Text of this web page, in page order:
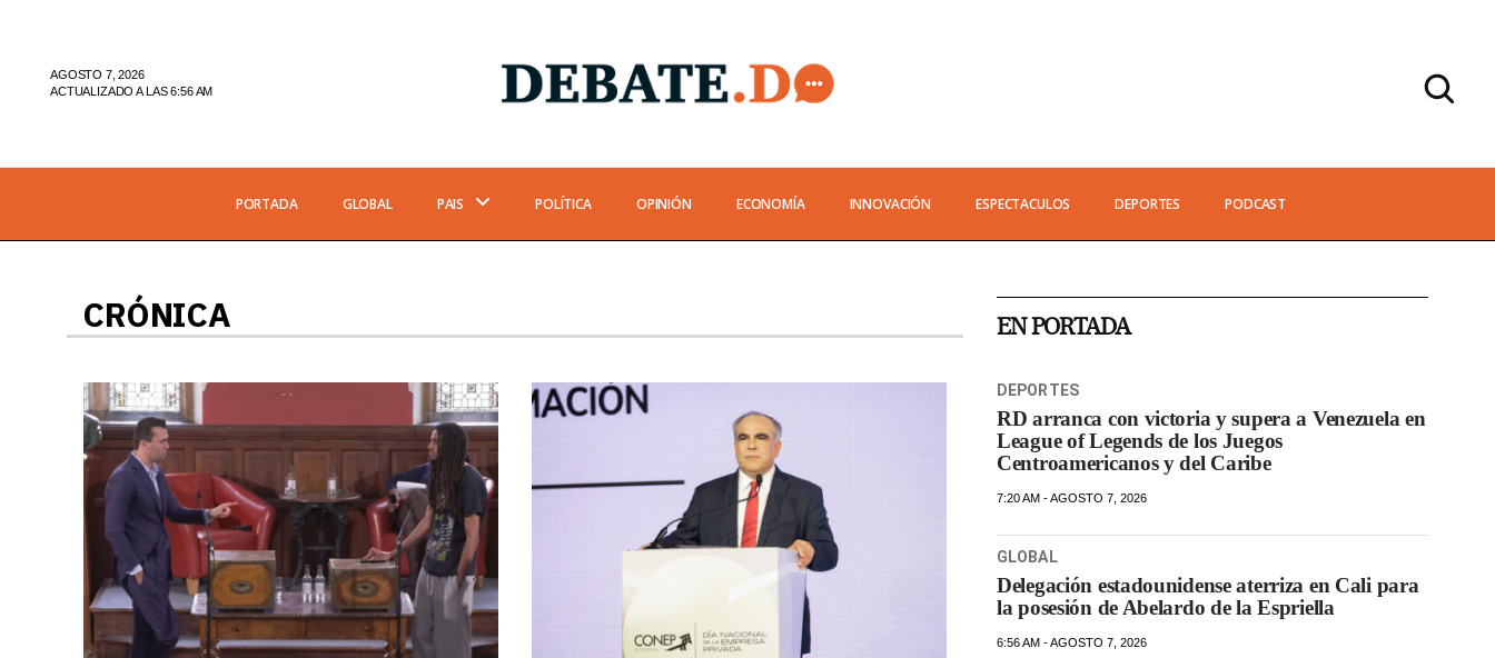
AGOSTO 7, 2026
ACTUALIZADO A LAS 6:56 AM
PORTADA GLOBAL PAIS POLÍTICA OPINIÓN ECONOMÍA INNOVACIÓN ESPECTACULOS DEPORTES PODCAST
CRÓNICA EN PORTADA
DEPORTES
RD arranca con victoria y supera a Venezuela en
League of Legends de los Juegos
Centroamericanos y del Caribe
7:20 AM - AGOSTO 7, 2026
GLOBAL
Delegación estadounidense aterriza en Cali para
la posesión de Abelardo de la Espriella
6:56 AM - AGOSTO 7, 2026